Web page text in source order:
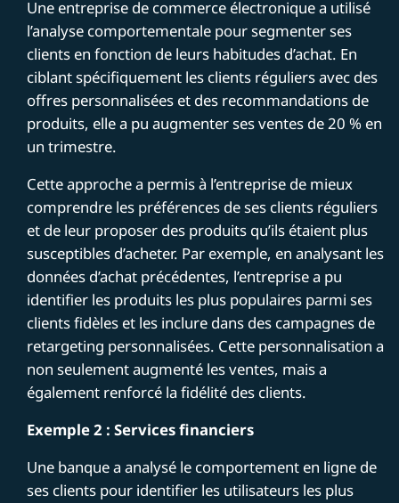
Une entreprise de commerce électronique a utilisé
l’analyse comportementale pour segmenter ses
clients en fonction de leurs habitudes d’achat. En
ciblant spécifiquement les clients réguliers avec des
offres personnalisées et des recommandations de
produits, elle a pu augmenter ses ventes de 20 % en
un trimestre.
Cette approche a permis à l’entreprise de mieux
comprendre les préférences de ses clients réguliers
et de leur proposer des produits qu’ils étaient plus
susceptibles d’acheter. Par exemple, en analysant les
données d’achat précédentes, l’entreprise a pu
identifier les produits les plus populaires parmi ses
clients fidèles et les inclure dans des campagnes de
retargeting personnalisées. Cette personnalisation a
non seulement augmenté les ventes, mais a
également renforcé la fidélité des clients.
Exemple 2 : Services financiers
Une banque a analysé le comportement en ligne de
ses clients pour identifier les utilisateurs les plus